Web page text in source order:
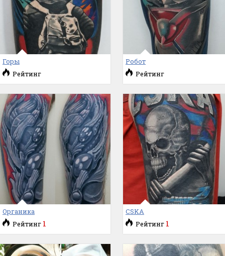
Горы
Рейтинг
Робот
Рейтинг
Органика
Рейтинг 1
CSKA
Рейтинг 1